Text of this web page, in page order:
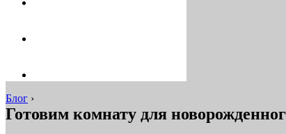
Блог ›
Готовим комнату для